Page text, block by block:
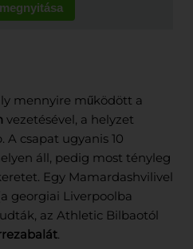
mennyire működött a
vezetésével, a helyzet
A csapat ugyanis 10
áll, pedig most tényleg
Egy Mamardashvilivel
georgiai Liverpoolba
az Athletic Bilbaotól
.